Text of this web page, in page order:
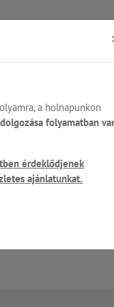
Mosogatás
UNOX - látvány sütők
a holnapunkon
folyamatban
érdeklődjenek
ajánlatunkat.